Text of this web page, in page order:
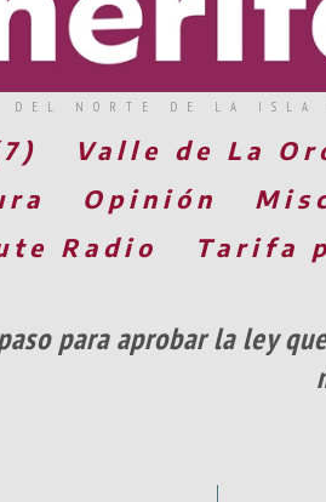
DEL NORTE DE LA
Valle de La
Opinión
Radio
Tarifa
para aprobar la ley